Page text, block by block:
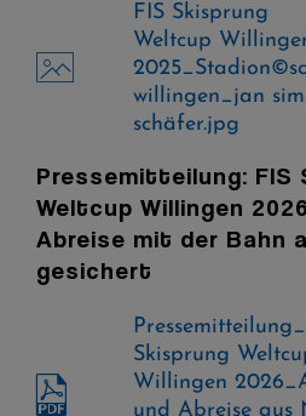
FIS Skisprung
Weltcup
2025_Stadion©sc
willingen_jan
schäfer.jpg
Pressemitteilung: FIS
Weltcup Willingen
Abreise mit der Bahn
gesichert
Skisprung
Willingen
und Abreise aus